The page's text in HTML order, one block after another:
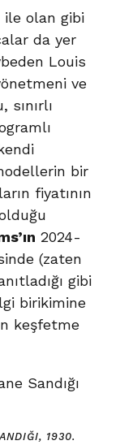
ile olan gibi
da yer
Louis
ve
bir
fiyatının
2024-
(zaten
gibi
birikimine
keşfetme
1930.